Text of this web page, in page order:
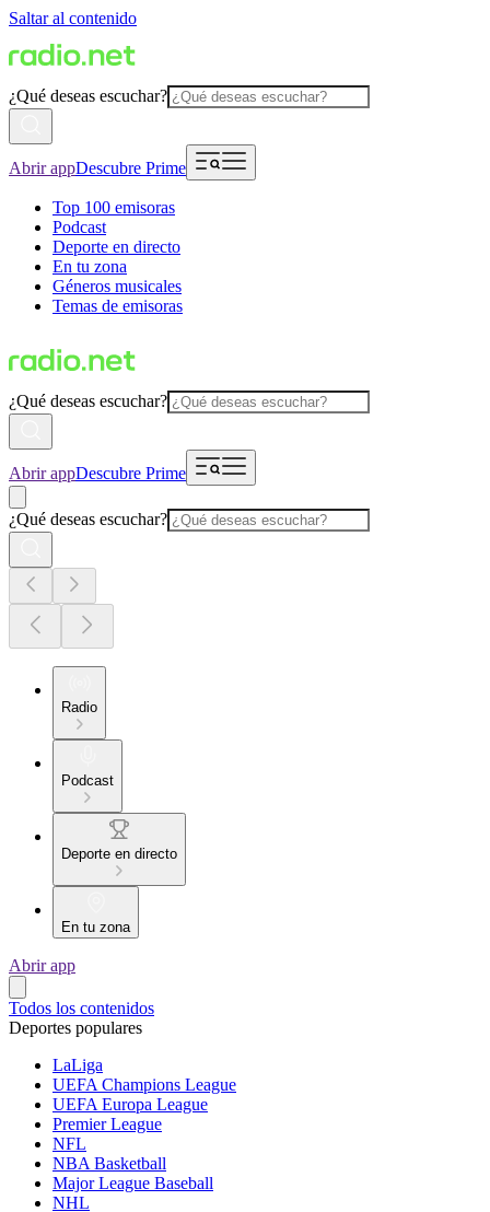
Saltar al contenido
¿Qué deseas escuchar?
Abrir appDescubre Prime
Top 100 emisoras
Podcast
Deporte en directo
En tu zona
Géneros musicales
Temas de emisoras
¿Qué deseas escuchar?
Abrir appDescubre Prime
¿Qué deseas escuchar?
Radio
Podcast
Deporte en directo
En tu zona
Abrir app
Todos los contenidos
Deportes populares
LaLiga
UEFA Champions League
UEFA Europa League
Premier League
NFL
NBA Basketball
Major League Baseball
NHL